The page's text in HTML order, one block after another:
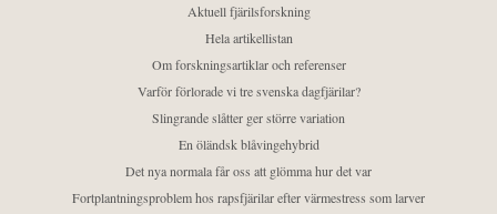
Aktuell fjärilsforskning
Hela artikellistan
Om forskningsartiklar och referenser
Varför förlorade vi tre svenska dagfjärilar?
Slingrande slåtter ger större variation
En öländsk blåvingehybrid
Det nya normala får oss att glömma hur det var
Fortplantningsproblem hos rapsfjärilar efter värmestress som larver